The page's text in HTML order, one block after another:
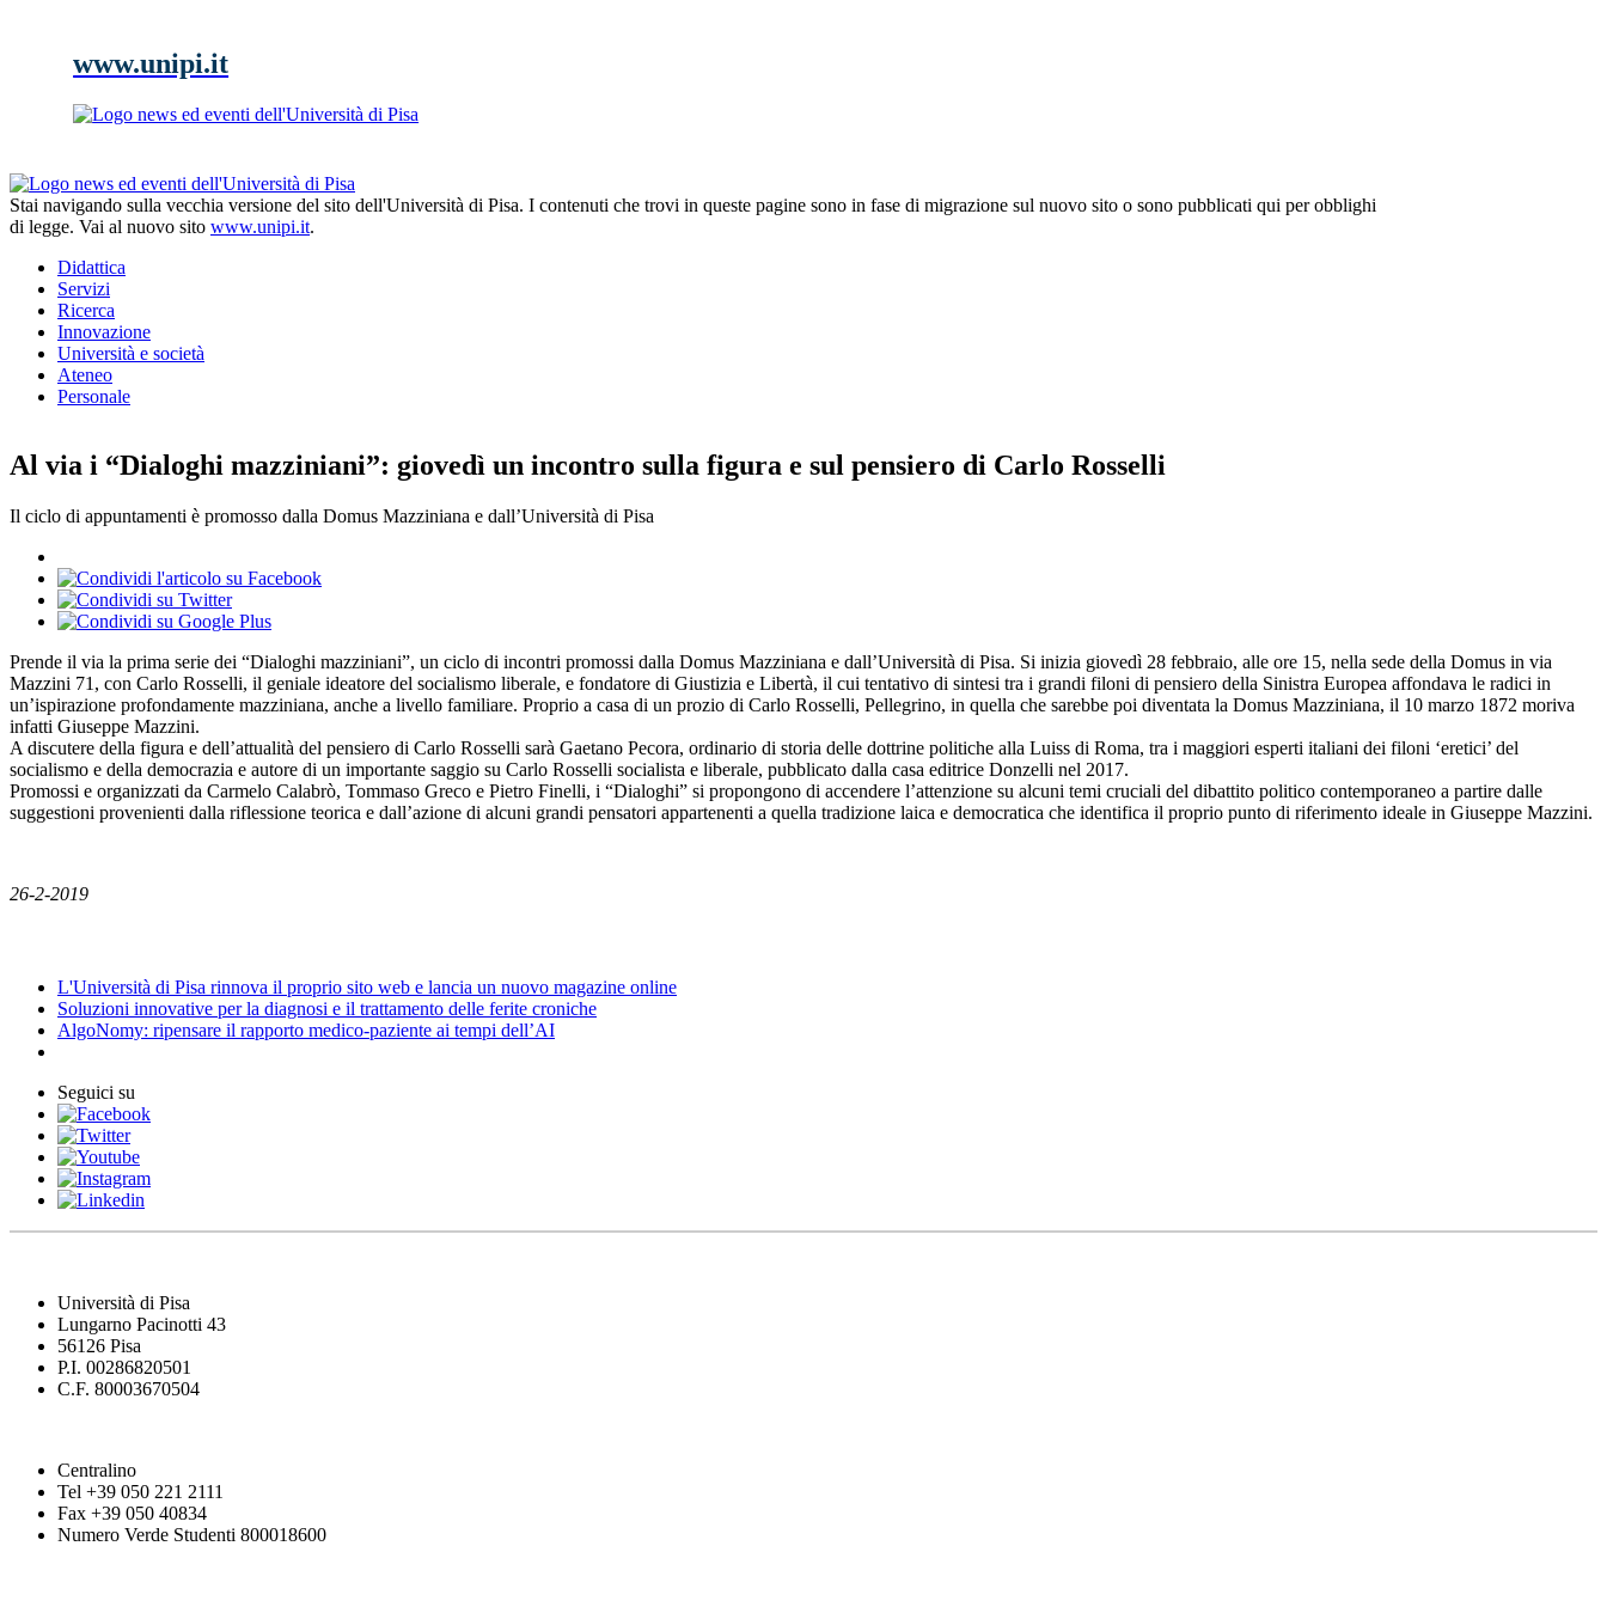
www.unipi.it
Stai navigando sulla vecchia versione del sito dell'Università di Pisa. I contenuti che trovi in queste pagine sono in fase di migrazione sul nuovo sito o sono pubblicati qui per obblighi
di legge. Vai al nuovo sito www.unipi.it.
Didattica
Servizi
Ricerca
Innovazione
Università e società
Ateneo
Personale
Al via i “Dialoghi mazziniani”: giovedì un incontro sulla figura e sul pensiero di Carlo Rosselli
Il ciclo di appuntamenti è promosso dalla Domus Mazziniana e dall’Università di Pisa
Prende il via la prima serie dei “Dialoghi mazziniani”, un ciclo di incontri promossi dalla Domus Mazziniana e dall’Università di Pisa. Si inizia giovedì 28 febbraio, alle ore 15, nella sede della Domus in via
Mazzini 71, con Carlo Rosselli, il geniale ideatore del socialismo liberale, e fondatore di Giustizia e Libertà, il cui tentativo di sintesi tra i grandi filoni di pensiero della Sinistra Europea affondava le radici in
un’ispirazione profondamente mazziniana, anche a livello familiare. Proprio a casa di un prozio di Carlo Rosselli, Pellegrino, in quella che sarebbe poi diventata la Domus Mazziniana, il 10 marzo 1872 moriva
infatti Giuseppe Mazzini.
A discutere della figura e dell’attualità del pensiero di Carlo Rosselli sarà Gaetano Pecora, ordinario di storia delle dottrine politiche alla Luiss di Roma, tra i maggiori esperti italiani dei filoni ‘eretici’ del
socialismo e della democrazia e autore di un importante saggio su Carlo Rosselli socialista e liberale, pubblicato dalla casa editrice Donzelli nel 2017.
Promossi e organizzati da Carmelo Calabrò, Tommaso Greco e Pietro Finelli, i “Dialoghi” si propongono di accendere l’attenzione su alcuni temi cruciali del dibattito politico contemporaneo a partire dalle
suggestioni provenienti dalla riflessione teorica e dall’azione di alcuni grandi pensatori appartenenti a quella tradizione laica e democratica che identifica il proprio punto di riferimento ideale in Giuseppe Mazzini.
26-2-2019
L'Università di Pisa rinnova il proprio sito web e lancia un nuovo magazine online
Soluzioni innovative per la diagnosi e il trattamento delle ferite croniche
AlgoNomy: ripensare il rapporto medico-paziente ai tempi dell’AI
Seguici su
Università di Pisa
Lungarno Pacinotti 43
56126 Pisa
P.I. 00286820501
C.F. 80003670504
Centralino
Tel +39 050 221 2111
Fax +39 050 40834
Numero Verde Studenti 800018600